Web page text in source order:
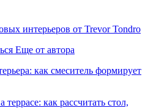
интерьеров от Trevor Tondro
Еще от автора
как смеситель формирует
как рассчитать стол,